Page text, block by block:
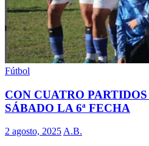
Fútbol
CON CUATRO
SÁBADO LA 6ª FECHA
2 agosto, 2025A.B.